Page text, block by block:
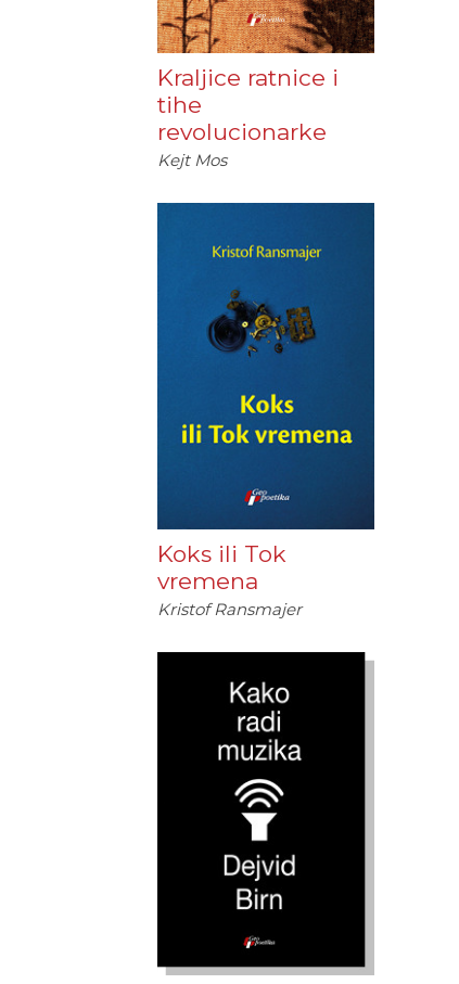
Kraljice ratnice i
tihe
revolucionarke
Kejt Mos
Koks ili Tok
vremena
Kristof Ransmajer